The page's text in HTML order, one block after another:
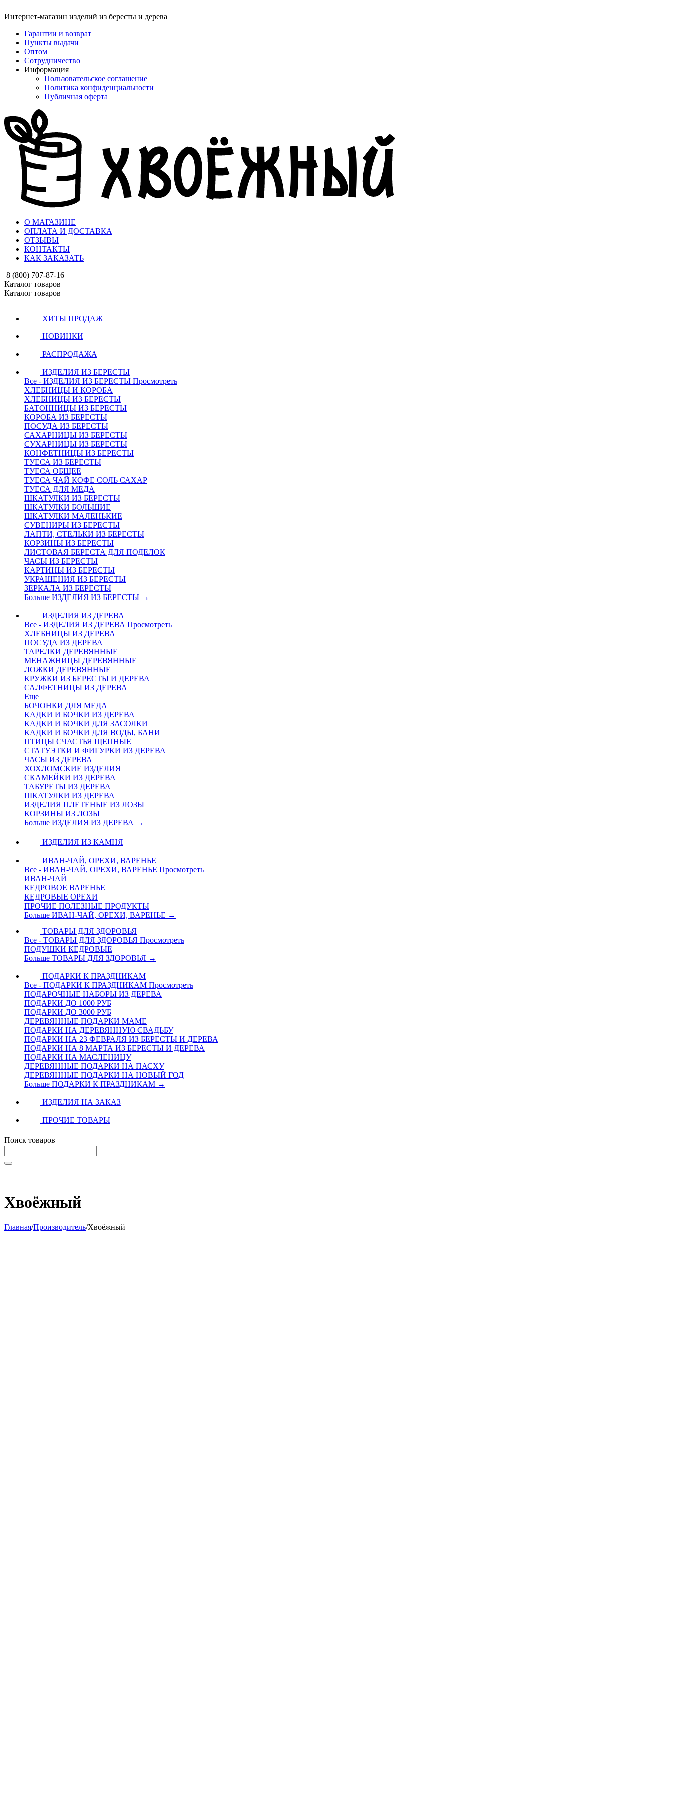
Интернет-магазин изделий из бересты и дерева
Гарантии и возврат
Пункты выдачи
Оптом
Сотрудничество
Информация
Пользовательское соглашение
Политика конфиденциальности
Публичная оферта
О МАГАЗИНЕ
ОПЛАТА И ДОСТАВКА
ОТЗЫВЫ
КОНТАКТЫ
КАК ЗАКАЗАТЬ
8 (800) 707-87-16
Каталог товаров
Каталог товаров
ХИТЫ ПРОДАЖ
НОВИНКИ
РАСПРОДАЖА
ИЗДЕЛИЯ ИЗ БЕРЕСТЫ
Все - ИЗДЕЛИЯ ИЗ БЕРЕСТЫ Просмотреть
ХЛЕБНИЦЫ И КОРОБА
ХЛЕБНИЦЫ ИЗ БЕРЕСТЫ
БАТОННИЦЫ ИЗ БЕРЕСТЫ
КОРОБА ИЗ БЕРЕСТЫ
ПОСУДА ИЗ БЕРЕСТЫ
САХАРНИЦЫ ИЗ БЕРЕСТЫ
СУХАРНИЦЫ ИЗ БЕРЕСТЫ
КОНФЕТНИЦЫ ИЗ БЕРЕСТЫ
ТУЕСА ИЗ БЕРЕСТЫ
ТУЕСА ОБЩЕЕ
ТУЕСА ЧАЙ КОФЕ СОЛЬ САХАР
ТУЕСА ДЛЯ МЕДА
ШКАТУЛКИ ИЗ БЕРЕСТЫ
ШКАТУЛКИ БОЛЬШИЕ
ШКАТУЛКИ МАЛЕНЬКИЕ
СУВЕНИРЫ ИЗ БЕРЕСТЫ
ЛАПТИ, СТЕЛЬКИ ИЗ БЕРЕСТЫ
КОРЗИНЫ ИЗ БЕРЕСТЫ
ЛИСТОВАЯ БЕРЕСТА ДЛЯ ПОДЕЛОК
ЧАСЫ ИЗ БЕРЕСТЫ
КАРТИНЫ ИЗ БЕРЕСТЫ
УКРАШЕНИЯ ИЗ БЕРЕСТЫ
ЗЕРКАЛА ИЗ БЕРЕСТЫ
Больше ИЗДЕЛИЯ ИЗ БЕРЕСТЫ →
ИЗДЕЛИЯ ИЗ ДЕРЕВА
Все - ИЗДЕЛИЯ ИЗ ДЕРЕВА Просмотреть
ХЛЕБНИЦЫ ИЗ ДЕРЕВА
ПОСУДА ИЗ ДЕРЕВА
ТАРЕЛКИ ДЕРЕВЯННЫЕ
МЕНАЖНИЦЫ ДЕРЕВЯННЫЕ
ЛОЖКИ ДЕРЕВЯННЫЕ
КРУЖКИ ИЗ БЕРЕСТЫ И ДЕРЕВА
САЛФЕТНИЦЫ ИЗ ДЕРЕВА
Еще
БОЧОНКИ ДЛЯ МЕДА
КАДКИ И БОЧКИ ИЗ ДЕРЕВА
КАДКИ И БОЧКИ ДЛЯ ЗАСОЛКИ
КАДКИ И БОЧКИ ДЛЯ ВОДЫ, БАНИ
ПТИЦЫ СЧАСТЬЯ ЩЕПНЫЕ
СТАТУЭТКИ И ФИГУРКИ ИЗ ДЕРЕВА
ЧАСЫ ИЗ ДЕРЕВА
ХОХЛОМСКИЕ ИЗДЕЛИЯ
СКАМЕЙКИ ИЗ ДЕРЕВА
ТАБУРЕТЫ ИЗ ДЕРЕВА
ШКАТУЛКИ ИЗ ДЕРЕВА
ИЗДЕЛИЯ ПЛЕТЕНЫЕ ИЗ ЛОЗЫ
КОРЗИНЫ ИЗ ЛОЗЫ
Больше ИЗДЕЛИЯ ИЗ ДЕРЕВА →
ИЗДЕЛИЯ ИЗ КАМНЯ
ИВАН-ЧАЙ, ОРЕХИ, ВАРЕНЬЕ
Все - ИВАН-ЧАЙ, ОРЕХИ, ВАРЕНЬЕ Просмотреть
ИВАН-ЧАЙ
КЕДРОВОЕ ВАРЕНЬЕ
КЕДРОВЫЕ ОРЕХИ
ПРОЧИЕ ПОЛЕЗНЫЕ ПРОДУКТЫ
Больше ИВАН-ЧАЙ, ОРЕХИ, ВАРЕНЬЕ →
ТОВАРЫ ДЛЯ ЗДОРОВЬЯ
Все - ТОВАРЫ ДЛЯ ЗДОРОВЬЯ Просмотреть
ПОДУШКИ КЕДРОВЫЕ
Больше ТОВАРЫ ДЛЯ ЗДОРОВЬЯ →
ПОДАРКИ К ПРАЗДНИКАМ
Все - ПОДАРКИ К ПРАЗДНИКАМ Просмотреть
ПОДАРОЧНЫЕ НАБОРЫ ИЗ ДЕРЕВА
ПОДАРКИ ДО 1000 РУБ
ПОДАРКИ ДО 3000 РУБ
ДЕРЕВЯННЫЕ ПОДАРКИ МАМЕ
ПОДАРКИ НА ДЕРЕВЯННУЮ СВАДЬБУ
ПОДАРКИ НА 23 ФЕВРАЛЯ ИЗ БЕРЕСТЫ И ДЕРЕВА
ПОДАРКИ НА 8 МАРТА ИЗ БЕРЕСТЫ И ДЕРЕВА
ПОДАРКИ НА МАСЛЕНИЦУ
ДЕРЕВЯННЫЕ ПОДАРКИ НА ПАСХУ
ДЕРЕВЯННЫЕ ПОДАРКИ НА НОВЫЙ ГОД
Больше ПОДАРКИ К ПРАЗДНИКАМ →
ИЗДЕЛИЯ НА ЗАКАЗ
ПРОЧИЕ ТОВАРЫ
Поиск товаров
Хвоёжный
Главная/Производитель/Хвоёжный